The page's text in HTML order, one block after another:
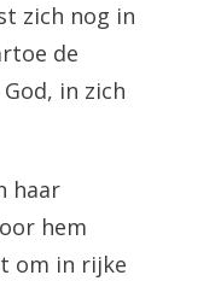
zich nog in
de
in zich
haar
hem
om in rijke